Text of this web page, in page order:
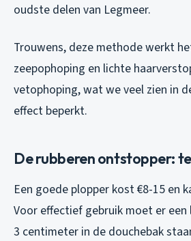
oudste delen van Legmeer.
Trouwens, deze methode werkt
zeepophoping en lichte
vetophoping, wat we veel zien in
effect beperkt.
De rubberen ontstopper:
Een goede plopper kost €8-15 en
Voor effectief gebruik moet er
3 centimeter in de douchebak